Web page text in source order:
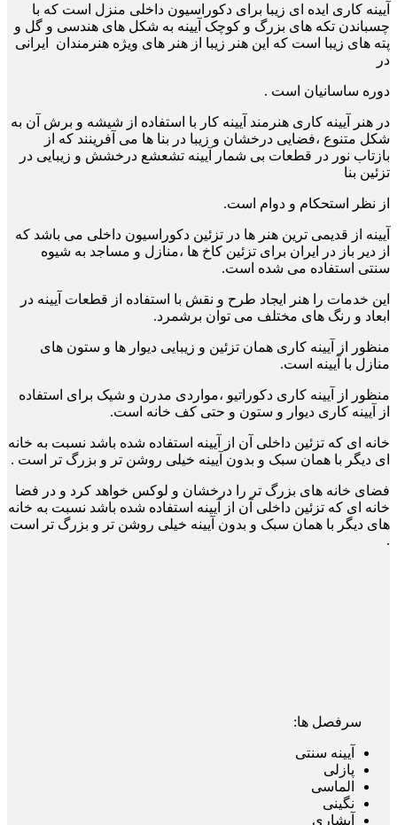
آیینه کاری ایده ای زیبا برای دکوراسیون داخلی منزل است که با
چسباندن تکه های بزرگ و کوچک آیینه به شکل های هندسی و گل و
پته های زیبا است که این هنر زیبا از هنر های ویژه هنرمندان
ایرانی
در
دوره ساسانیان است .
در هنر آیینه کاری هنرمند آیینه کار با استفاده از شیشه و برش آن به
شکل متنوع ،فضایی درخشان و زیبا در بنا ها می آفرینند که از
بازتاب نور در قطعات بی شمار آیینه تشعشع درخشش و زیبایی در
تزئین بنا
از نظر استحکام و دوام است.
آیینه از قدیمی ترین هنر ها در تزئین دکوراسیون داخلی می باشد که
از دیر باز در ایران برای تزئین کاخ ها ،منازل و مساجد به شیوه
سنتی استفاده می شده است.
این خدمات را هنر ایجاد طرح و نقش با استفاده از قطعات آیینه در
ابعاد و رنگ های مختلف می توان برشمرد.
منظور از آیینه کاری همان تزئین و زیبایی دیوار ها و ستون های
منازل با آیینه است.
منظور از آیینه کاری دکوراتیو ،مواردی مدرن و شیک برای استفاده
از آیینه کاری دیوار و ستون و حتی کف خانه است.
خانه ای که تزئین داخلی آن از آیینه استفاده شده باشد نسبت به خانه
ای دیگر با همان سبک و بدون آیینه خیلی روشن تر و بزرگ تر است .
فضای خانه های بزرگ تر را درخشان و لوکس خواهد کرد و در فضا
خانه ای که تزئین داخلی آن از آیینه استفاده شده باشد نسبت به خانه
های دیگر با همان سبک و بدون آیینه خیلی روشن تر و بزرگ تر است
.
سرفصل ها:
آیینه سنتی
پازلی
الماسی
نگینی
آبشاری